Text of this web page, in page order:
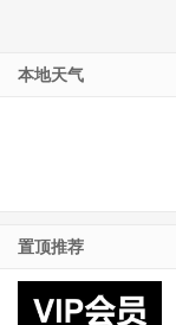
本地天气
置顶推荐